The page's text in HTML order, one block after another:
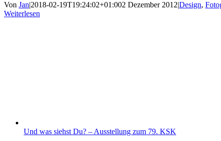
Von Jan|2018-02-19T19:24:02+01:002 Dezember 2012|Design,
Weiterlesen
Und was siehst Du? – Ausstellung zum 79. KSK